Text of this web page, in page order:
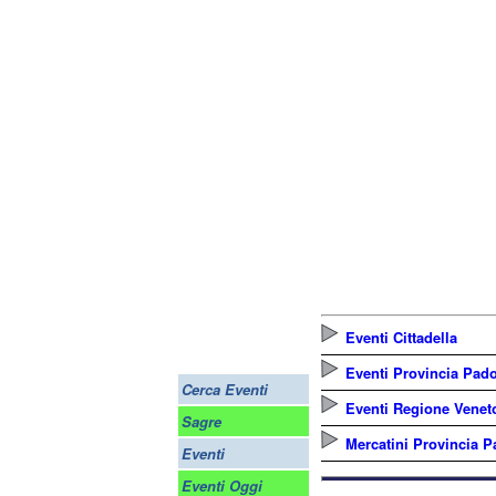
Cerca Eventi
Sagre
Eventi
Eventi Oggi
Eventi Cittadella
Eventi Provincia
Eventi Regione
Mercatini Provincia